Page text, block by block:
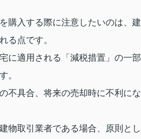
購入する際に注意したいのは、
る点です。
に適用される「減税措置」の一
。
不具合、将来の売却時に不利に
物取引業者である場合、原則と